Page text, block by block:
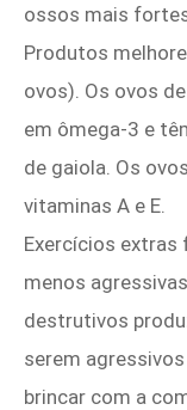
ossos mais
Produtos
ovos). Os ovos
em ômega-3 e
de gaiola. Os
vitaminas A e E.
Exercícios extras
menos
destrutivos
serem
brincar com a